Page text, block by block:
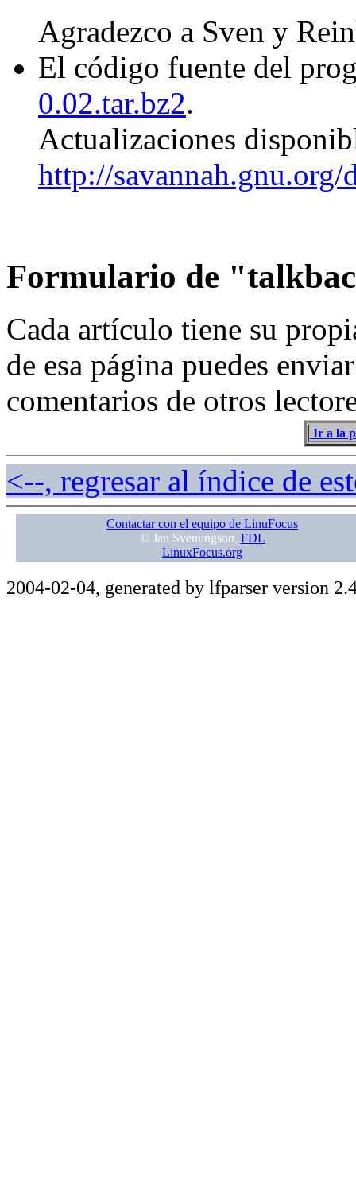
Agradezco a Sven y
El código fuente del
0.02.tar.bz2.
Actualizaciones
http://
Formulario de
Cada artículo tiene su
de esa página puedes
comentarios de otros
Ir a la
<--, regresar al índice de
Contactar con el equipo de LinuFocus
© Jan Svenungson, FDL
LinuxFocus.org
2004-02-04, generated by lfparser version